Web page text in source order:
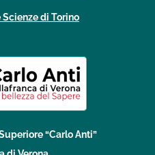
di Torino
“Carlo Anti”